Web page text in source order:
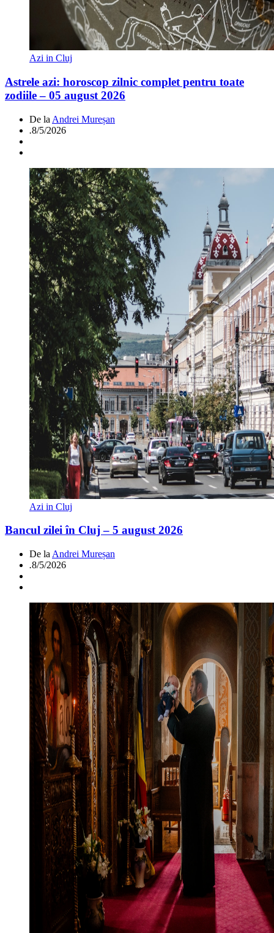
Azi in Cluj
Astrele azi: horoscop zilnic complet pentru toate
zodiile – 05 august 2026
De la Andrei Mureșan
.8/5/2026
Azi in Cluj
Bancul zilei în Cluj – 5 august 2026
De la Andrei Mureșan
.8/5/2026